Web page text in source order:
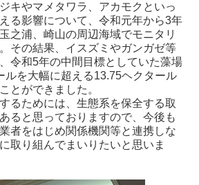
キやマメタワラ、アカモクといっ
る影響について、令和元年から3年
之浦、崎山の周辺海域でモニタリ
その結果、イスズミやガンガゼ等
令和5年の中間目標としていた藻場
ルを大幅に超える13.75ヘクタール
とができました。
るためには、生態系を保全する取
ると思っておりますので、今後も
者をはじめ関係機関等と連携しな
取り組んでまいりたいと思いま